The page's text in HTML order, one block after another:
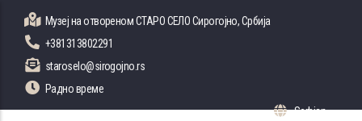
main
content
Музеј на отвореном СТАРО СЕЛО Сирогојно, Србија
+381313802291
staroselo@sirogojno.rs
Радно време
Serbian
List